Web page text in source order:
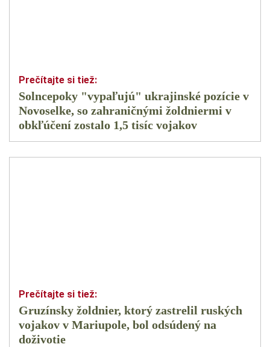
Solncepoky "vypaľujú" ukrajinské pozície v
Novoselke, so zahraničnými žoldniermi v
obkľúčení zostalo 1,5 tisíc vojakov
Gruzínsky žoldnier, ktorý zastrelil ruských
vojakov v Mariupole, bol odsúdený na
doživotie